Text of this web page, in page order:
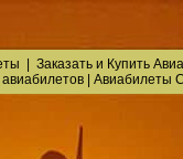
Заказатьи Купить
| Авиабилеты